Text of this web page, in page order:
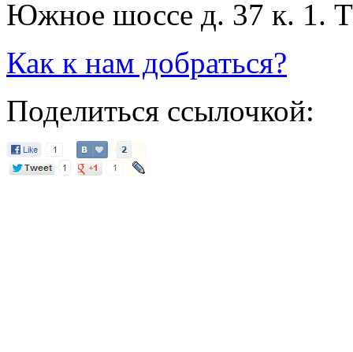
Южное шоссе д. 37 к. 1.
Как к нам добраться?
Поделиться ссылочкой: